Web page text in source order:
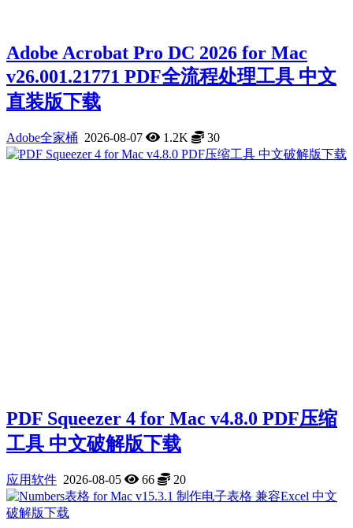
Adobe Acrobat Pro DC 2026 for Mac
v26.001.21771 PDF全流程处理工具 中文
直装版下载
Adobe全家桶 2026-08-07 1.2K 30
PDF Squeezer 4 for Mac v4.8.0 PDF压缩
工具 中文破解版下载
应用软件 2026-08-05 66 20